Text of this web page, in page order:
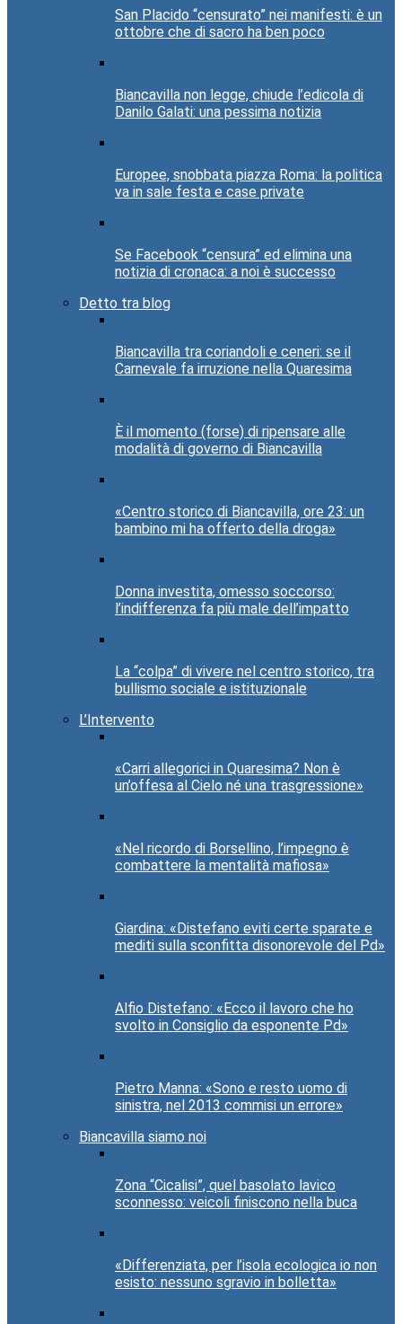
San Placido “censurato” nei manifesti: è un
ottobre che di sacro ha ben poco
Biancavilla non legge, chiude l’edicola di
Danilo Galati: una pessima notizia
Europee, snobbata piazza Roma: la politica
va in sale festa e case private
Se Facebook “censura” ed elimina una
notizia di cronaca: a noi è successo
Detto tra blog
Biancavilla tra coriandoli e ceneri: se il
Carnevale fa irruzione nella Quaresima
È il momento (forse) di ripensare alle
modalità di governo di Biancavilla
«Centro storico di Biancavilla, ore 23: un
bambino mi ha offerto della droga»
Donna investita, omesso soccorso:
l’indifferenza fa più male dell’impatto
La “colpa” di vivere nel centro storico, tra
bullismo sociale e istituzionale
L’Intervento
«Carri allegorici in Quaresima? Non è
un’offesa al Cielo né una trasgressione»
«Nel ricordo di Borsellino, l’impegno è
combattere la mentalità mafiosa»
Giardina: «Distefano eviti certe sparate e
mediti sulla sconfitta disonorevole del Pd»
Alfio Distefano: «Ecco il lavoro che ho
svolto in Consiglio da esponente Pd»
Pietro Manna: «Sono e resto uomo di
sinistra, nel 2013 commisi un errore»
Biancavilla siamo noi
Zona “Cicalisi”, quel basolato lavico
sconnesso: veicoli finiscono nella buca
«Differenziata, per l’isola ecologica io non
esisto: nessuno sgravio in bolletta»